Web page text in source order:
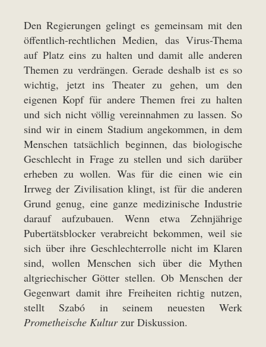
Den Regierungen gelingt es gemeinsam mit den
öffentlich-rechtlichen Medien, das Virus-Thema
auf Platz eins zu halten und damit alle anderen
Themen zu verdrängen. Gerade deshalb ist es so
wichtig, jetzt ins Theater zu gehen, um den
eigenen Kopf für andere Themen frei zu halten
und sich nicht völlig vereinnahmen zu lassen. So
sind wir in einem Stadium angekommen, in dem
Menschen tatsächlich beginnen, das biologische
Geschlecht in Frage zu stellen und sich darüber
erheben zu wollen. Was für die einen wie ein
Irrweg der Zivilisation klingt, ist für die anderen
Grund genug, eine ganze medizinische Industrie
darauf aufzubauen. Wenn etwa Zehnjährige
Pubertätsblocker verabreicht bekommen, weil sie
sich über ihre Geschlechterrolle nicht im Klaren
sind, wollen Menschen sich über die Mythen
altgriechischer Götter stellen. Ob Menschen der
Gegenwart damit ihre Freiheiten richtig nutzen,
stellt Szabó in seinem neuesten Werk
Prometheische Kulturzur Diskussion.